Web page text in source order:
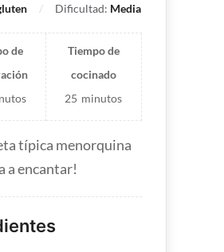
Dificultad: Media
de
Tiempo de
cocinado
25 minutos
típica menorquina
a encantar!